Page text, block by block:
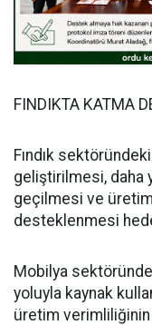
FINDIKTA KATMA
Fındık
geliştirilmesi, daha
geçilmesi ve
desteklenmesi
Mobilya
yoluyla kaynak
üretim verimliliğinin